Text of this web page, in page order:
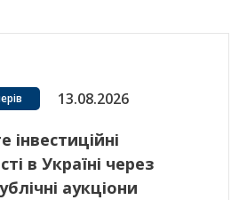
13.08.2026
інвестиційні
в Україні через
аукціони